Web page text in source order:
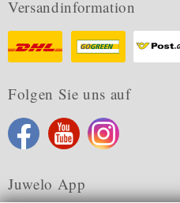
Versandinformation
Folgen Sie uns auf
Juwelo App